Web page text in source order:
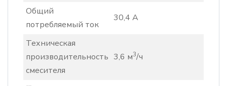
Общий
потребляемый ток
30,4 A
Техническая
производительность
смесителя
3,6 м3/ч